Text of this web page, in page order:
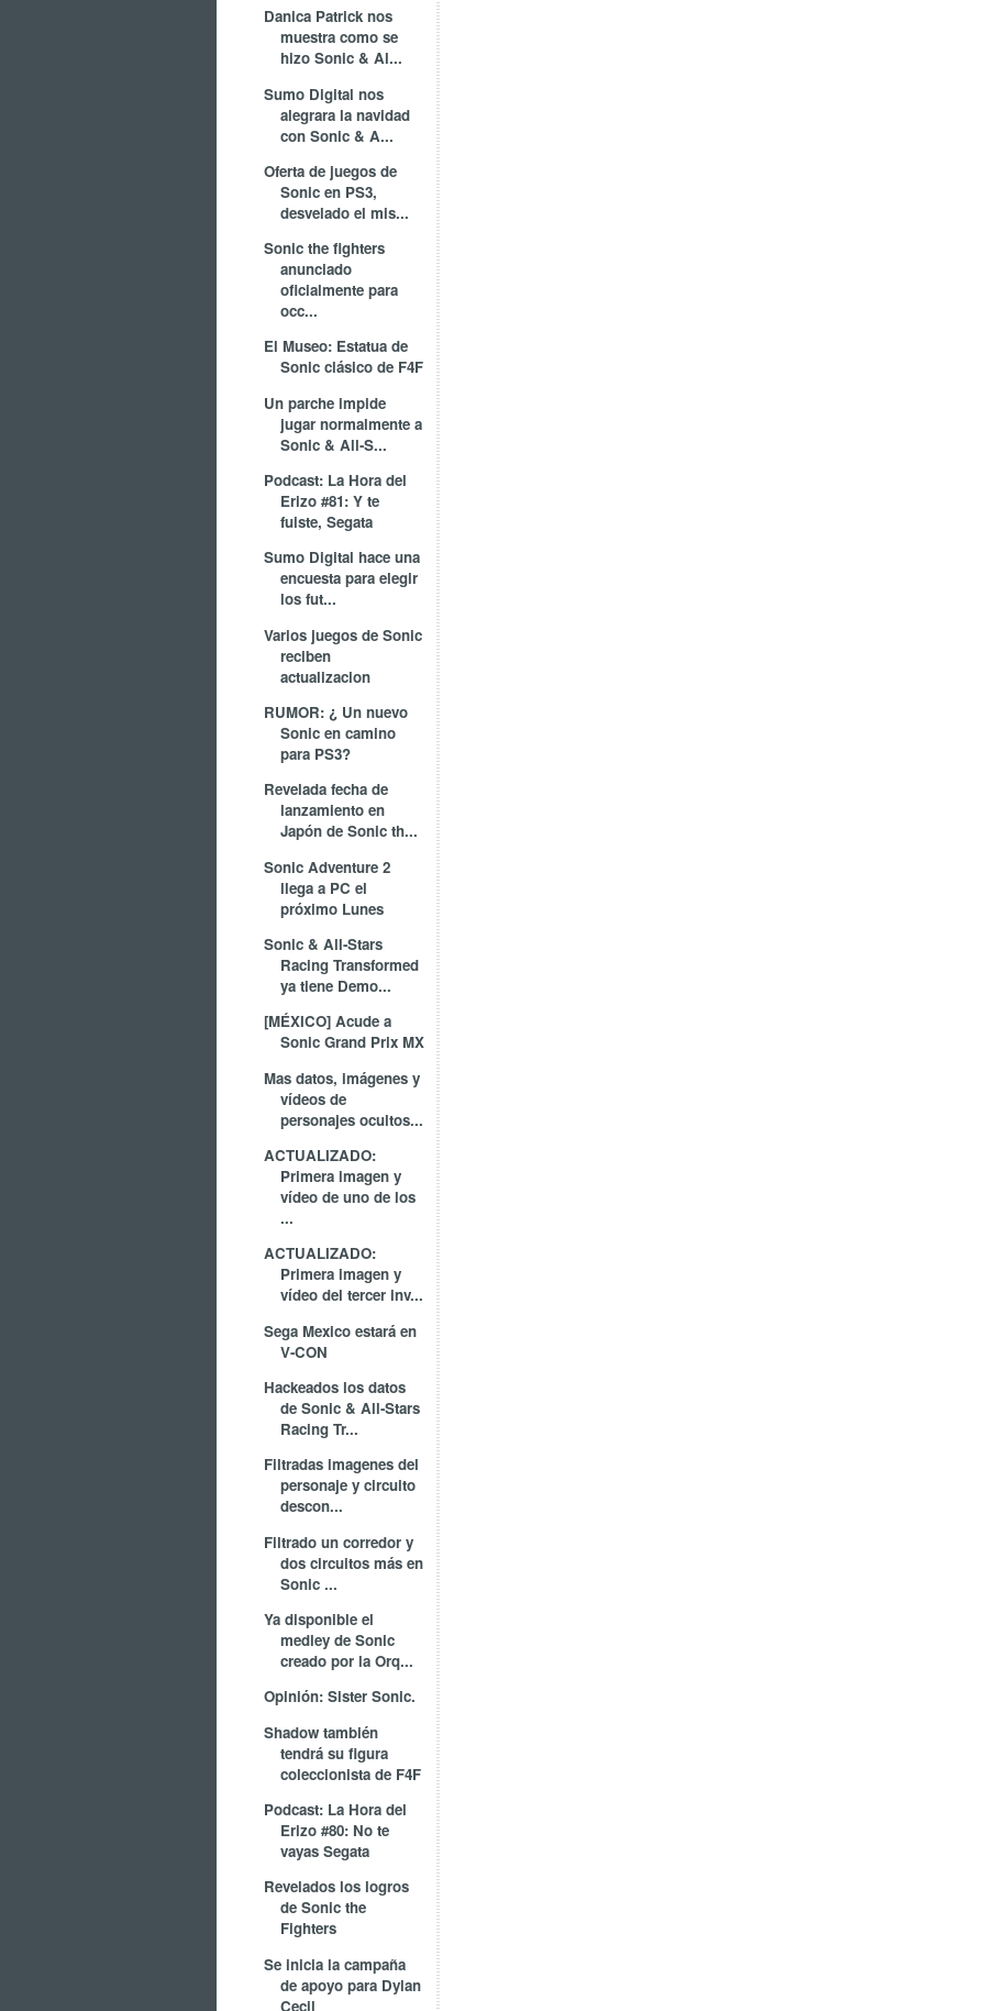
Danica Patrick nos
muestra como se
hizo Sonic & Al...
Sumo Digital nos
alegrara la navidad
con Sonic & A...
Oferta de juegos de
Sonic en PS3,
desvelado el mis...
Sonic the fighters
anunciado
oficialmente para
occ...
El Museo: Estatua de
Sonic clásico de F4F
Un parche impide
jugar normalmente a
Sonic & All-S...
Podcast: La Hora del
Erizo #81: Y te
fuiste, Segata
Sumo Digital hace una
encuesta para elegir
los fut...
Varios juegos de Sonic
reciben
actualizacion
RUMOR: ¿ Un nuevo
Sonic en camino
para PS3?
Revelada fecha de
lanzamiento en
Japón de Sonic th...
Sonic Adventure 2
llega a PC el
próximo Lunes
Sonic & All-Stars
Racing Transformed
ya tiene Demo...
[MÉXICO] Acude a
Sonic Grand Prix MX
Mas datos, imágenes y
vídeos de
personajes ocultos...
ACTUALIZADO:
Primera imagen y
vídeo de uno de los
...
ACTUALIZADO:
Primera imagen y
vídeo del tercer inv...
Sega Mexico estará en
V-CON
Hackeados los datos
de Sonic & All-Stars
Racing Tr...
Filtradas imagenes del
personaje y circuito
descon...
Filtrado un corredor y
dos circuitos más en
Sonic ...
Ya disponible el
medley de Sonic
creado por la Orq...
Opinión: Sister Sonic.
Shadow también
tendrá su figura
coleccionista de F4F
Podcast: La Hora del
Erizo #80: No te
vayas Segata
Revelados los logros
de Sonic the
Fighters
Se inicia la campaña
de apoyo para Dylan
Cecil